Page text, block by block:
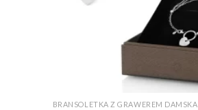
BRANSOLETKA Z GRAWEREM DAMSKA